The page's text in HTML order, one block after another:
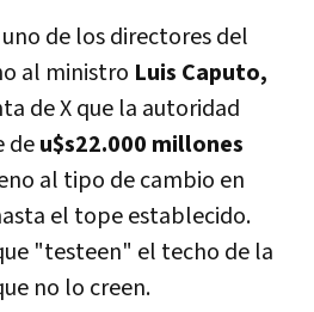
de los directores del
al ministro Luis Caputo,
de X que la autoridad
deu$s22.000 millones
al tipo de cambio en
el tope establecido.
"testeen" el techo de la
no lo creen.